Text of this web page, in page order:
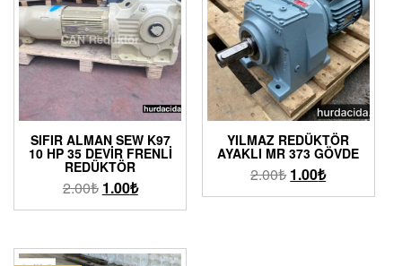
SIFIR ALMAN SEW K97
10 HP 35 DEVIR FRENLI
REDÜKTÖR
2.00₺ 1.00₺
YILMAZ REDÜKTÖR
AYAKLI MR 373 GÖVDE
2.00₺ 1.00₺